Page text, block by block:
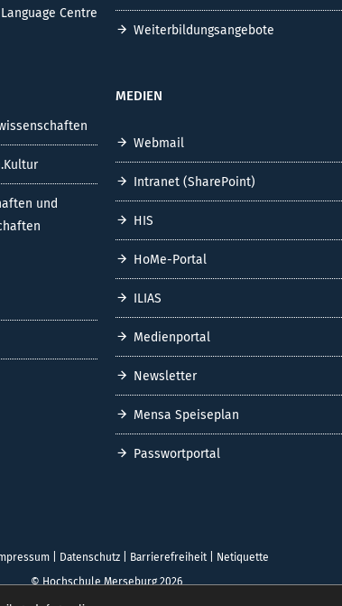
Centre
und
Weiterbildungsangebote
MEDIEN
Webmail
Intranet (SharePoint)
HIS
HoMe-Portal
ILIAS
Medienportal
Newsletter
Mensa Speiseplan
Passwortportal
Datenschutz Barrierefreiheit|
Netiquette
© Hochschule Merseburg 2026